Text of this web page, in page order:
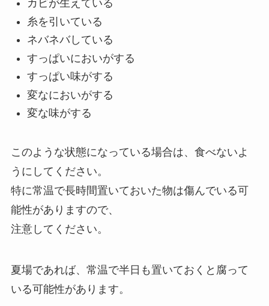
カビが生えている
糸を引いている
ネバネバしている
すっぱいにおいがする
すっぱい味がする
変なにおいがする
変な味がする
このような状態になっている場合は、食べないよ
うにしてください。
特に常温で長時間置いておいた物は傷んでいる可
能性がありますので、
注意してください。
夏場であれば、常温で半日も置いておくと腐って
いる可能性があります。